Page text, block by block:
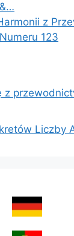
z
123
z
Liczby